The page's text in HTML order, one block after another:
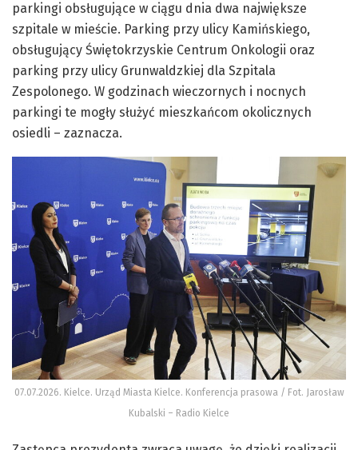
parkingi obsługujące w ciągu dnia dwa największe
szpitale w mieście. Parking przy ulicy Kamińskiego,
obsługujący Świętokrzyskie Centrum Onkologii oraz
parking przy ulicy Grunwaldzkiej dla Szpitala
Zespolonego. W godzinach wieczornych i nocnych
parkingi te mogły służyć mieszkańcom okolicznych
osiedli – zaznacza.
07.07.2026. Kielce. Urząd Miasta Kielce. Konferencja prasowa / Fot. Jarosław
Kubalski – Radio Kielce